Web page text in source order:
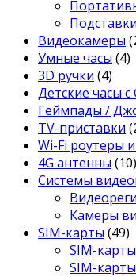
Видеокамеры
Умные часы (4)
3D ручки (4)
Детские часы с
Геймпады /
TV-приставки
Wi-Fi роутеры
4G антенны (10)
Системы
Камеры
SIM-карты (49)
SIM-
SIM-